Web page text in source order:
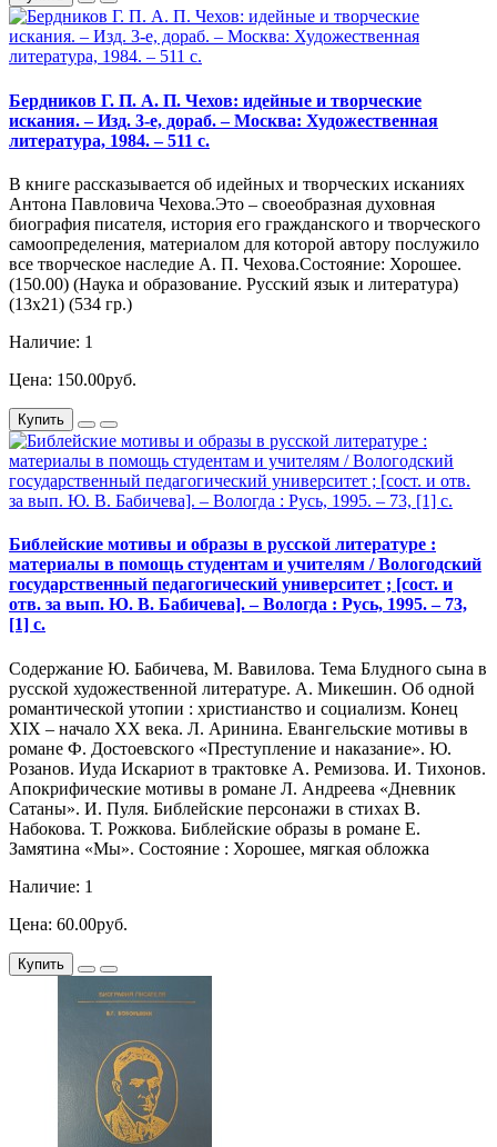
Бердников Г. П. А. П. Чехов: идейные и творческие
искания. – Изд. 3-е, дораб. – Москва: Художественная
литература, 1984. – 511 с.
В книге рассказывается об идейных и творческих исканиях
Антона Павловича Чехова.Это – своеобразная духовная
биография писателя, история его гражданского и творческого
самоопределения, материалом для которой автору послужило
все творческое наследие А. П. Чехова.Состояние: Хорошее.
(150.00) (Наука и образование. Русский язык и литература)
(13х21) (534 гр.)
Наличие: 1
Цена: 150.00руб.
Купить
Библейские мотивы и образы в русской литературе :
материалы в помощь студентам и учителям / Вологодский
государственный педагогический университет ; [сост. и
отв. за вып. Ю. В. Бабичева]. – Вологда : Русь, 1995. – 73,
[1] с.
Содержание Ю. Бабичева, М. Вавилова. Тема Блудного сына в
русской художественной литературе. А. Микешин. Об одной
романтической утопии : христианство и социализм. Конец
XIX – начало XX века. Л. Аринина. Евангельские мотивы в
романе Ф. Достоевского «Преступление и наказание». Ю.
Розанов. Иуда Искариот в трактовке А. Ремизова. И. Тихонов.
Апокрифические мотивы в романе Л. Андреева «Дневник
Сатаны». И. Пуля. Библейские персонажи в стихах В.
Набокова. Т. Рожкова. Библейские образы в романе Е.
Замятина «Мы». Состояние : Хорошее, мягкая обложка
Наличие: 1
Цена: 60.00руб.
Купить